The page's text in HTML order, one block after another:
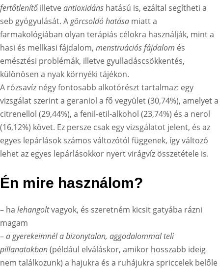
fertőtlenítő illetve antioxidáns hatású is, ezáltal segítheti a
seb gyógyulását. Agörcsoldó hatása miatt a
farmakológiában olyan terápiás célokra használják, mint a
hasi és mellkasi fájdalom, menstruációs fájdalom és
emésztési problémák, illetve gyulladáscsökkentés,
különösen a nyak környéki tájékon.
A rózsavíz négy fontosabb alkotórészt tartalmaz: egy
vizsgálat szerint a geraniol a fő vegyület (30,74%), amelyet a
citrenellol (29,44%), a fenil-etil-alkohol (23,74%) és a nerol
(16,12%) követ. Ez persze csak egy vizsgálatot jelent, és az
egyes lepárlások számos változótól függenek, így változó
lehet az egyes lepárlásokkor nyert virágvíz összetétele is.
Én mire használom?
– ha lehangoltvagyok, és szeretném kicsit gatyába rázni
magam
–a gyerekeimnél a bizonytalan, aggodalommal teli
pillanatokban(például elváláskor, amikor hosszabb ideig
nem találkozunk) a hajukra és a ruhájukra spriccelek belőle